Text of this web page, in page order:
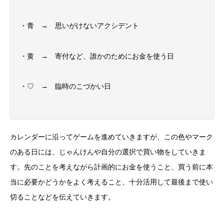
・青 → 思いがけないアクシデント
・黄 → 寄付など、誰かのためにお金を使う日
・♡ → 臨時のこづかい日
カレンダーに沿ってゲームを進めていきますが、この色やマーク
のある日には、じゃんけんや自分の選択で買い物をしていきま
す。先のことを考えながら計画的にお金を使うこと、買う前に本
当に必要かどうかをよく考えること、十分活用して最後まで使い
切ることなどを伝えていきます。